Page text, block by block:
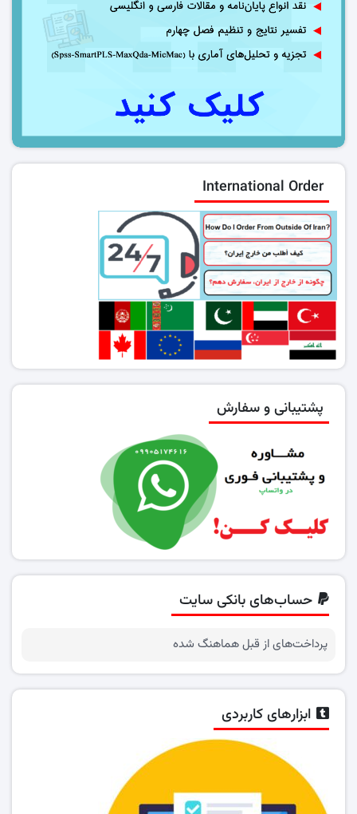
International Order
پشتیبانی و سفارش
حساب‌های بانکی سایت
پرداخت‌های از قبل هماهنگ شده
ابزارهای کاربردی